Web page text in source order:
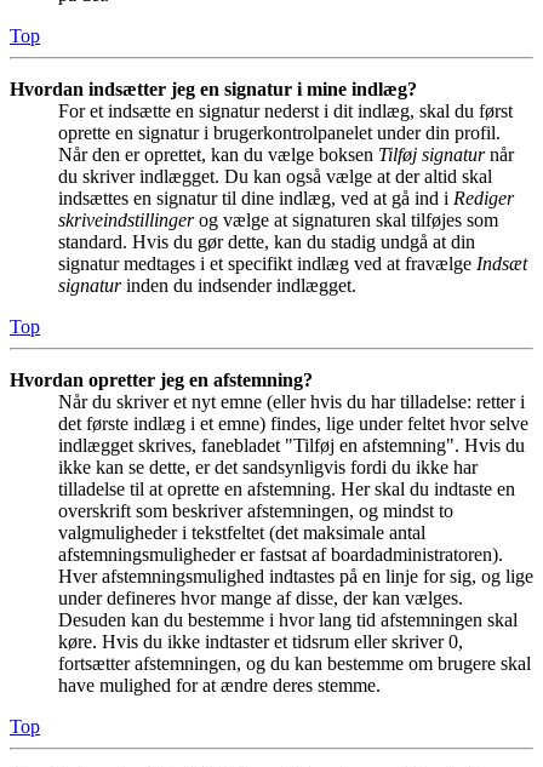
Top
Hvordan indsætter jeg en signatur i mine indlæg?
For et indsætte en signatur nederst i dit indlæg, skal du først
oprette en signatur i brugerkontrolpanelet under din profil.
Når den er oprettet, kan du vælge boksen Tilføj signaturnår
du skriver indlægget. Du kan også vælge at der altid skal
indsættes en signatur til dine indlæg, ved at gå ind i Rediger
skriveindstillingerog vælge at signaturen skal tilføjes som
standard. Hvis du gør dette, kan du stadig undgå at din
signatur medtages i et specifikt indlæg ved at fravælge Indsæt
signaturinden du indsender indlægget.
Top
Hvordan opretter jeg en afstemning?
Når du skriver et nyt emne (eller hvis du har tilladelse: retter i
det første indlæg i et emne) findes, lige under feltet hvor selve
indlægget skrives, fanebladet "Tilføj en afstemning". Hvis du
ikke kan se dette, er det sandsynligvis fordi du ikke har
tilladelse til at oprette en afstemning. Her skal du indtaste en
overskrift som beskriver afstemningen, og mindst to
valgmuligheder i tekstfeltet (det maksimale antal
afstemningsmuligheder er fastsat af boardadministratoren).
Hver afstemningsmulighed indtastes på en linje for sig, og lige
under defineres hvor mange af disse, der kan vælges.
Desuden kan du bestemme i hvor lang tid afstemningen skal
køre. Hvis du ikke indtaster et tidsrum eller skriver 0,
fortsætter afstemningen, og du kan bestemme om brugere skal
have mulighed for at ændre deres stemme.
Top